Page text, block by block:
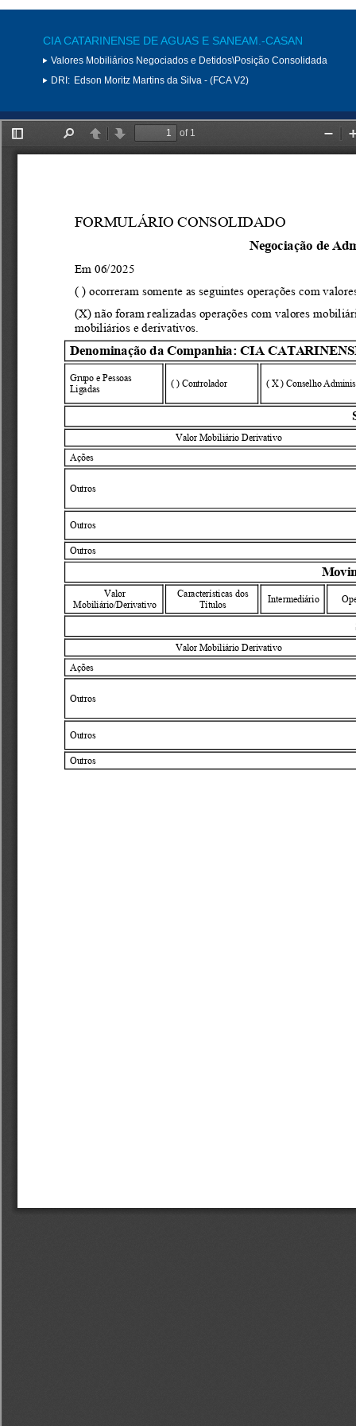
CIA CATARINENSE DE AGUAS E SANEAM.-CASAN
Valores Mobiliários Negociados e Detidos\Posição Consolidada
DRI: Edson Moritz Martins da Silva - (FCA V2)